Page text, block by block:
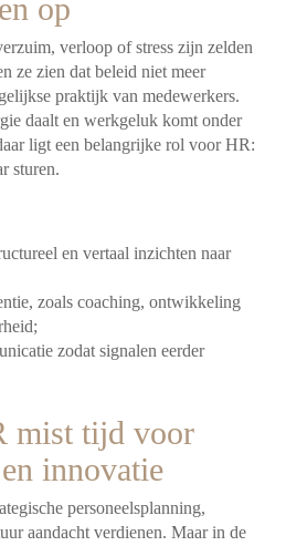
op
verloop of stress zijn zelden
ze zien dat beleid niet meer
praktijk van medewerkers.
daalt en werkgeluk komt onder
ligt een belangrijke rol voor HR:
sturen.
en vertaal inzichten naar
zoals coaching, ontwikkeling
zodat signalen eerder
mist tijd voor
innovatie
personeelsplanning,
aandacht verdienen. Maar in de